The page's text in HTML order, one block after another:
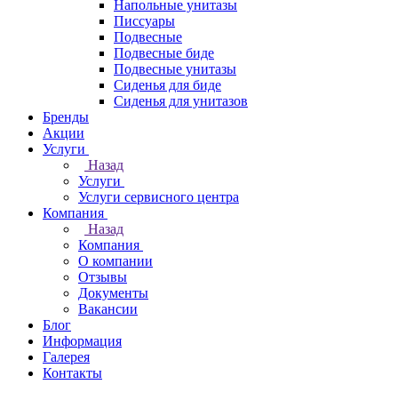
Напольные унитазы
Писсуары
Подвесные
Подвесные биде
Подвесные унитазы
Сиденья для биде
Сиденья для унитазов
Бренды
Акции
Услуги
Назад
Услуги
Услуги сервисного центра
Компания
Назад
Компания
О компании
Отзывы
Документы
Вакансии
Блог
Информация
Галерея
Контакты